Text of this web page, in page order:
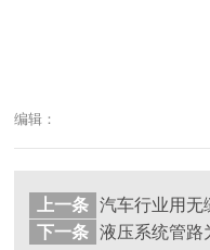
编辑：
上一条
下一条